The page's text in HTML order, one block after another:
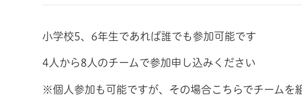
小学校5、6年生であれば誰でも参加可能です
4人から8人のチームで参加申し込みください
※個人参加も可能ですが、その場合こちらでチームを